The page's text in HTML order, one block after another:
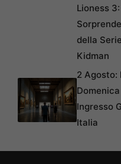
Lioness
della
Kidman
2 Agosto:
Ingresso
Italia